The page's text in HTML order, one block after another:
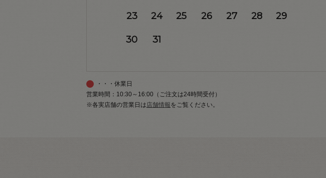
23 24 25 26 27 28 29
30 31
・・・休業日
営業時間：10:30～16:00（ご注文は24時間受付）
※各実店舗の営業日は店舗情報をご覧ください。